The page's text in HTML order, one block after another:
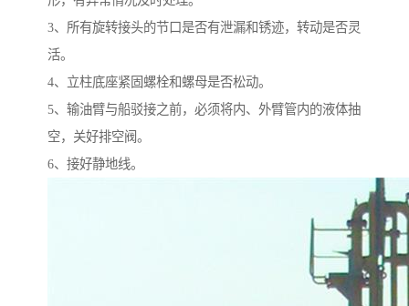
3、所有旋转接头的节口是否有泄漏和锈迹，转动是否灵
活。
4、立柱底座紧固螺栓和螺母是否松动。
5、输油臂与船驳接之前，必须将内、外臂管内的液体抽
空，关好排空阀。
6、接好静地线。